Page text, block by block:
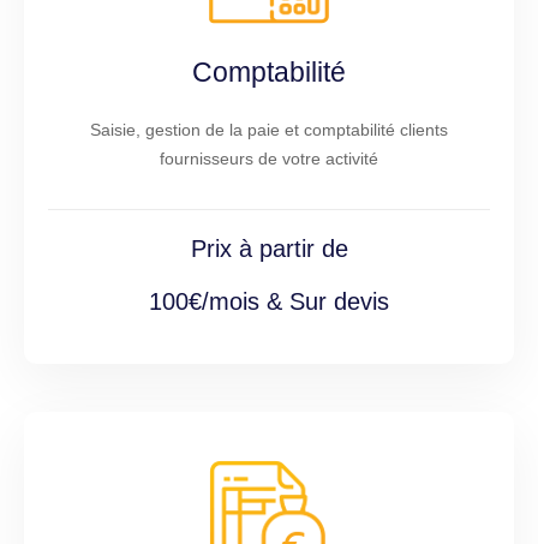
Comptabilité
Saisie, gestion de la paie et comptabilité clients
fournisseurs de votre activité
Prix à partir de
100€/mois & Sur devis